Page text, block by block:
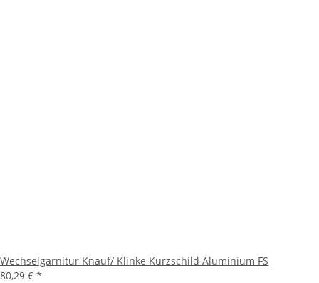
Wechselgarnitur Knauf/ Klinke Kurzschild Aluminium FS
80,29 € *